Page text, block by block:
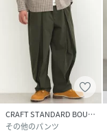
CRAFT STANDARD BOUTIQUE
その他のパンツ